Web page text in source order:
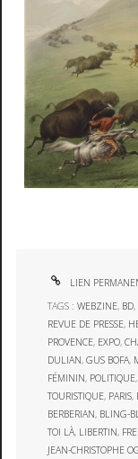
LIEN
TAGS :WEBZINE, BD,
REVUE DE PRESSE,
PROVENCE, EXPO,
DULIAN,GUS BOFA,
FÉMININ, POLITIQUE
TOURISTIQUE, PARIS,
BERBERIAN, BLING-
TOI LÀ, LIBERTIN,
JEAN-CHRISTOPHE